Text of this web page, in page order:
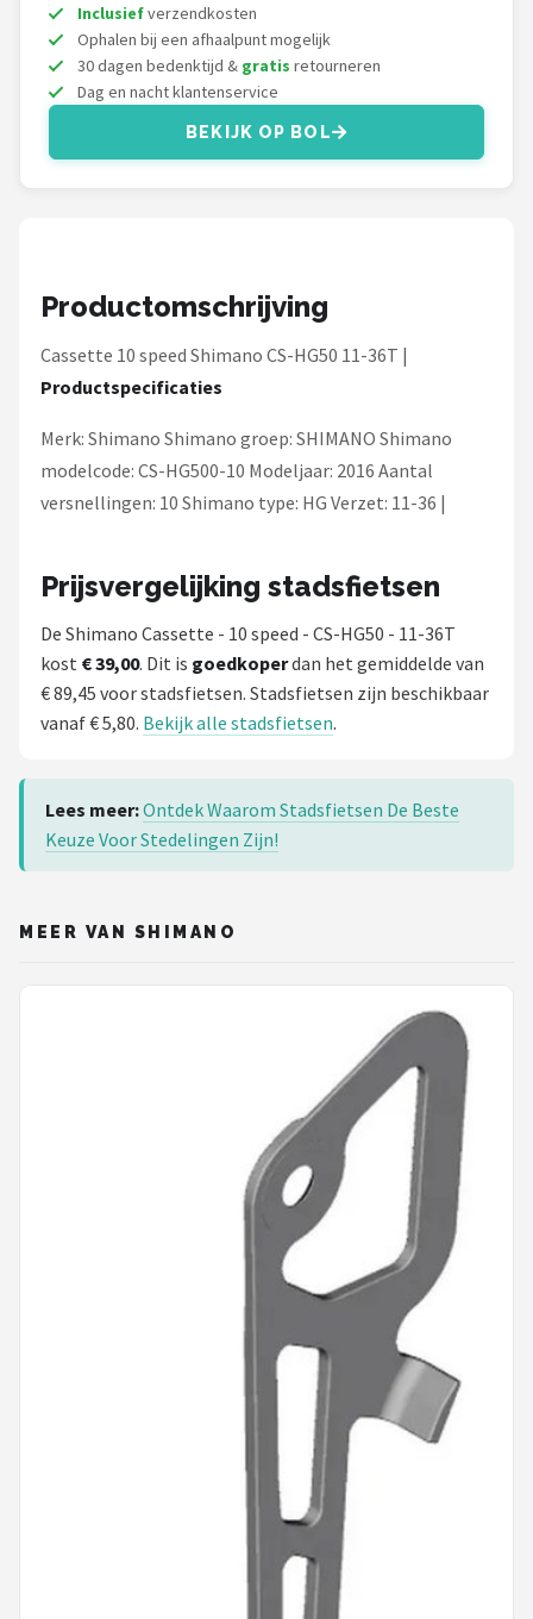
Schwalbe
Voltano
Inclusiefverzendkosten
Ophalen bij een afhaalpunt mogelijk
30 dagen bedenktijd & gratis retourneren
Dag en nacht klantenservice
BEKIJK OP BOL
Productomschrijving
Cassette 10 speed Shimano CS-HG50 11-36T |
Productspecificaties
Merk: Shimano Shimano groep: SHIMANO Shimano
modelcode: CS-HG500-10 Modeljaar: 2016 Aantal
versnellingen: 10 Shimano type: HG Verzet: 11-36 |
Prijsvergelijking stadsfietsen
De Shimano Cassette - 10 speed - CS-HG50 - 11-36T
kost € 39,00. Dit is goedkoperdan het gemiddelde van
€ 89,45 voor stadsfietsen. Stadsfietsen zijn beschikbaar
vanaf € 5,80. Bekijk alle stadsfietsen.
Lees meer:Ontdek Waarom Stadsfietsen De Beste
Keuze Voor Stedelingen Zijn!
MEER VAN SHIMANO